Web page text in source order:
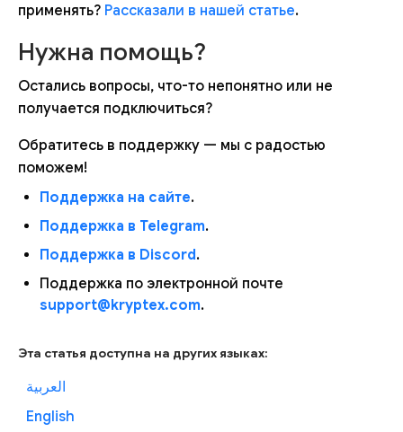
применять? Рассказали в нашей статье.
Нужна помощь?
Остались вопросы, что-то непонятно или не
получается подключиться?
Обратитесь в поддержку — мы с радостью
поможем!
Поддержка на сайте.
Поддержка в Telegram.
Поддержка в Discord.
Поддержка по электронной почте
support@kryptex.com.
Эта статья доступна на других языках:
العربية
English